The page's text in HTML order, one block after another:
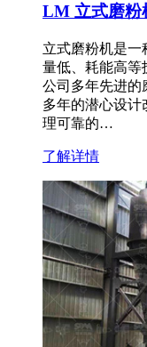
LM 立式磨粉
立式磨粉机是一
量低、耗能高等
公司多年先进的
多年的潜心设计
理可靠的…
了解详情